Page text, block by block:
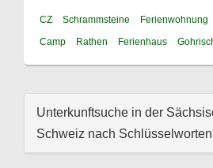
CZ Schrammsteine Ferienwohnung
Camp
Rathen Ferienhaus
Unterkunftsuche in der
Schweiz nach Schlüsselworten